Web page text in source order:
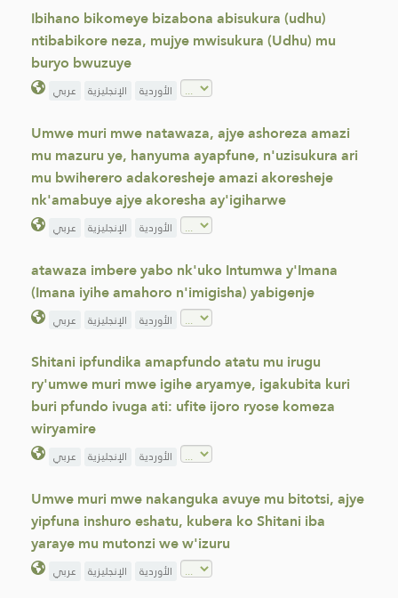
Ibihano bikomeye bizabona abisukura (udhu)
ntibabikore neza, mujye mwisukura (Udhu) mu
buryo bwuzuye
عربي الإنجليزية الأوردية
Umwe muri mwe natawaza, ajye ashoreza amazi
mu mazuru ye, hanyuma ayapfune, n'uzisukura ari
mu bwiherero adakoresheje amazi akoresheje
nk'amabuye ajye akoresha ay'igiharwe
عربي الإنجليزية الأوردية
atawaza imbere yabo nk'uko Intumwa y'Imana
(Imana iyihe amahoro n'imigisha) yabigenje
عربي الإنجليزية الأوردية
Shitani ipfundika amapfundo atatu mu irugu
ry'umwe muri mwe igihe aryamye, igakubita kuri
buri pfundo ivuga ati: ufite ijoro ryose komeza
wiryamire
عربي الإنجليزية الأوردية
Umwe muri mwe nakanguka avuye mu bitotsi, ajye
yipfuna inshuro eshatu, kubera ko Shitani iba
yaraye mu mutonzi we w'izuru
عربي الإنجليزية الأوردية